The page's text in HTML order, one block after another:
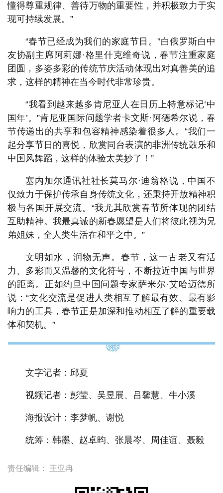
懂得尊重规律、善待万物的重要性，并积极致力于实
现可持续发展。”
“春节已经成为我们的家庭节日。”白俄罗斯白中
友协副主席阿莉娜·格里什克维奇说，春节注重家庭
团圆，多姿多彩的传统节庆活动体现出对真善美的追
求，这样的精神在当今时代非常珍贵。
“我看到越来越多肯尼亚人在日历上特意标记‘中
国年’。”肯尼亚国际问题学者卡文斯·阿德希尔说，春
节传递出的共享和包容精神感染着很多人。“我们一
起分享节日的喜悦，欣赏同台表演的非洲传统鼓乐和
中国风舞蹈，这样的体验太美妙了！”
塞内加尔通讯社社长莫马尔·迪翁格说，中国不
仅致力于保护传承自身传统文化，还秉持开放精神积
极与各国开展交流。“我尤其欣赏春节所体现的团结
互助精神。我最真诚的新春愿望是人们将彼此视为兄
弟姐妹，全人类生活在和平之中。”
文明如水，润物无声。春节，这一古老又有活
力、多彩而又温馨的文化符号，不断拉近中国与世界
的距离。正如约旦中国问题专家萨米尔·艾哈迈德所
说：“文化交流是促进人类相互了解最有效、最有影
响力的工具，春节正是加深和推动相互了解的重要载
体和契机。”
文字记者：邱夏
视频记者：彭莹、吴昱展、吕馨慧、牛小溪
海报设计：李梦帆、谢悦
统筹：韩墨、赵卓昀、张晨岑、周佳谊、聂毅
责任编辑： 王亚冉